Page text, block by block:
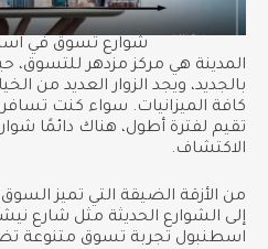
شوارع تسوق في
المدينة هي مركز مزدهر للتسوق،
بالجديد، ويجد الزوار العديد من
كافة الميزانيات. سواء كنت
تقيم لفترة أطول، هناك دائمًا
الاكتشاف.
من الأزقة الضيقة التي تميز
إلى الشوارع الحديثة مثل شارع
اسطنبول تجربة تسوق متنوعة